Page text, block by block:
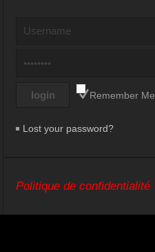
Remember Me
Lost your password?
Politique de confidentialité